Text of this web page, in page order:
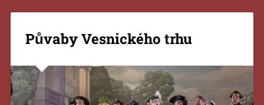
Půvaby Vesnického trhu